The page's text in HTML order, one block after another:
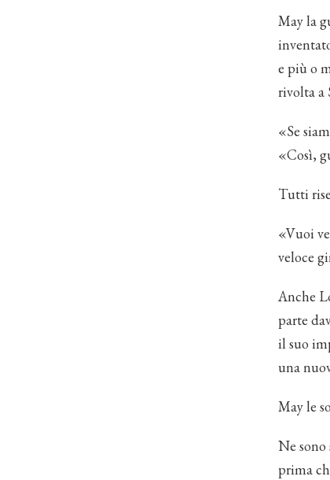
May la
e più o
rivolta a
«Se
«Così,
Tutti
«Vuoi
veloce
Anche
parte
il suo
una
May le
Ne sono
prima